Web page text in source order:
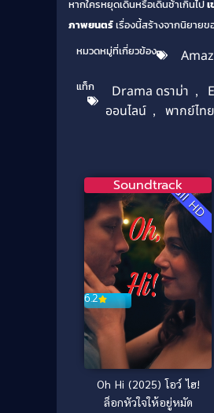
หากใครหยุดเดินหรือเดินช้าเกินไปเ
ภาพยนตร์เรื่องนี้สร้างจากนิยายข
หมวดหมู่ที่เกี่ยวข้อง
แท็ก Drama ดราม่า ,
ออนไลน์ , พากย์ไทย
Full HD
6.2
Soundtrack
Oh Hi (2025) โอว์ ไฮ!
ล็อกหัวใจให้อยู่หมัด